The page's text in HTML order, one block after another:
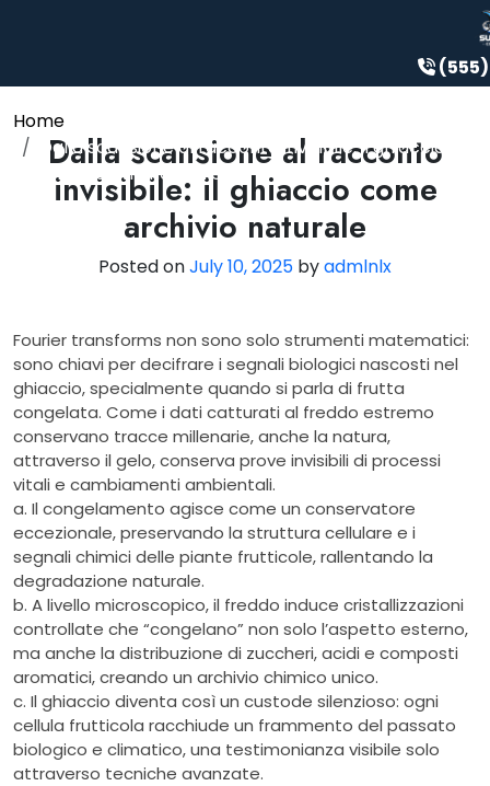
Skip
to
content
invisibile: il ghiaccio come archivio
naturale
Home
Dalla scansione al racconto invisibile: il ghiaccio
come archivio naturale
Dalla scansione al racconto
invisibile: il ghiaccio come
archivio naturale
Posted onJuly 10, 2025 byadmlnlx
Fourier transforms non sono solo strumenti matematici:
sono chiavi per decifrare i segnali biologici nascosti nel
ghiaccio, specialmente quando si parla di frutta
congelata. Come i dati catturati al freddo estremo
conservano tracce millenarie, anche la natura,
attraverso il gelo, conserva prove invisibili di processi
vitali e cambiamenti ambientali.
a. Il congelamento agisce come un conservatore
eccezionale, preservando la struttura cellulare e i
segnali chimici delle piante frutticole, rallentando la
degradazione naturale.
b. A livello microscopico, il freddo induce cristallizzazioni
controllate che “congelano” non solo l’aspetto esterno,
ma anche la distribuzione di zuccheri, acidi e composti
aromatici, creando un archivio chimico unico.
c. Il ghiaccio diventa così un custode silenzioso: ogni
cellula frutticola racchiude un frammento del passato
biologico e climatico, una testimonianza visibile solo
attraverso tecniche avanzate.
(555)